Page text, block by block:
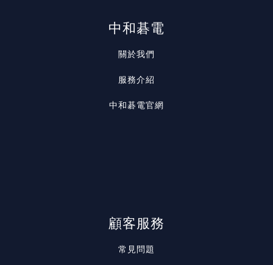
中和碁電
關於我們
服務介紹
中和碁電官網
顧客服務
常見問題